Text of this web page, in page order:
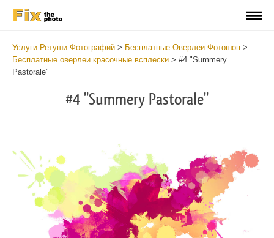
Услуги Ретуши Фотографий > Бесплатные Оверлеи Фотошоп >
Бесплатные оверлеи красочные всплески > #4 "Summery
Pastorale"
#4 "Summery Pastorale"